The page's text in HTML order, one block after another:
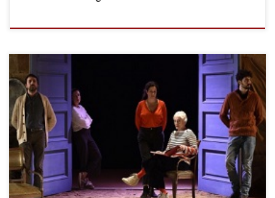
Juste la fin du monde no es una obra fácil. El teatro de Jean-Luc
Lagarce, en general, no es un teatro fácil, pero es un teatro
fascinante, igual que lo es su figura, a la luz de los veinticinco años
que nos separan de su muerte prematura, a los 38 […]